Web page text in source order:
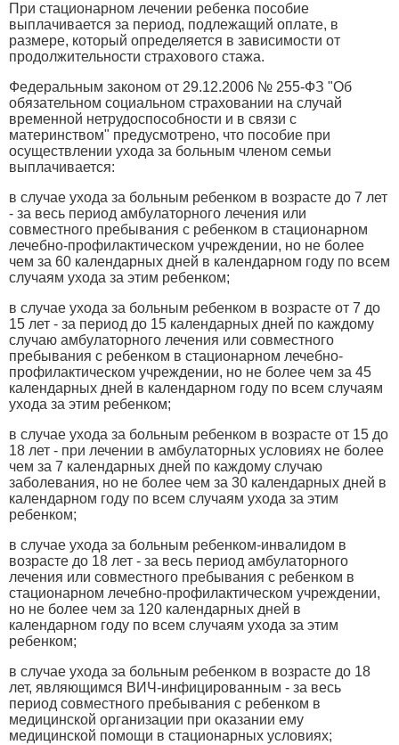
При стационарном лечении ребенка пособие
выплачивается за период, подлежащий оплате, в
размере, который определяется в зависимости от
продолжительности страхового стажа.
Федеральным законом от 29.12.2006 № 255-ФЗ "Об
обязательном социальном страховании на случай
временной нетрудоспособности и в связи с
материнством" предусмотрено, что пособие при
осуществлении ухода за больным членом семьи
выплачивается:
в случае ухода за больным ребенком в возрасте до 7 лет
- за весь период амбулаторного лечения или
совместного пребывания с ребенком в стационарном
лечебно-профилактическом учреждении, но не более
чем за 60 календарных дней в календарном году по всем
случаям ухода за этим ребенком;
в случае ухода за больным ребенком в возрасте от 7 до
15 лет - за период до 15 календарных дней по каждому
случаю амбулаторного лечения или совместного
пребывания с ребенком в стационарном лечебно-
профилактическом учреждении, но не более чем за 45
календарных дней в календарном году по всем случаям
ухода за этим ребенком;
в случае ухода за больным ребенком в возрасте от 15 до
18 лет - при лечении в амбулаторных условиях не более
чем за 7 календарных дней по каждому случаю
заболевания, но не более чем за 30 календарных дней в
календарном году по всем случаям ухода за этим
ребенком;
в случае ухода за больным ребенком-инвалидом в
возрасте до 18 лет - за весь период амбулаторного
лечения или совместного пребывания с ребенком в
стационарном лечебно-профилактическом учреждении,
но не более чем за 120 календарных дней в
календарном году по всем случаям ухода за этим
ребенком;
в случае ухода за больным ребенком в возрасте до 18
лет, являющимся ВИЧ-инфицированным - за весь
период совместного пребывания с ребенком в
медицинской организации при оказании ему
медицинской помощи в стационарных условиях;